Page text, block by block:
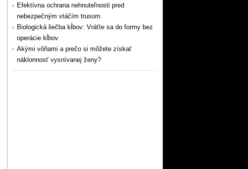
Efektívna ochrana nehnuteľnosti pred
nebezpečným vtáčím trusom
Biologická liečba kĺbov: Vráťte sa do formy bez
operácie kĺbov
Akými vôňami a prečo si môžete získať
náklonnosť vysnívanej ženy?